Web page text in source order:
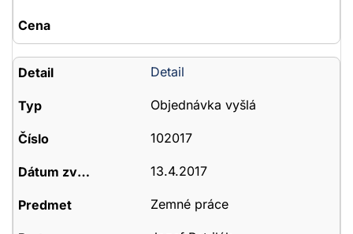
Detail
Objednávka vyšlá
102017
13.4.2017
Zemné práce